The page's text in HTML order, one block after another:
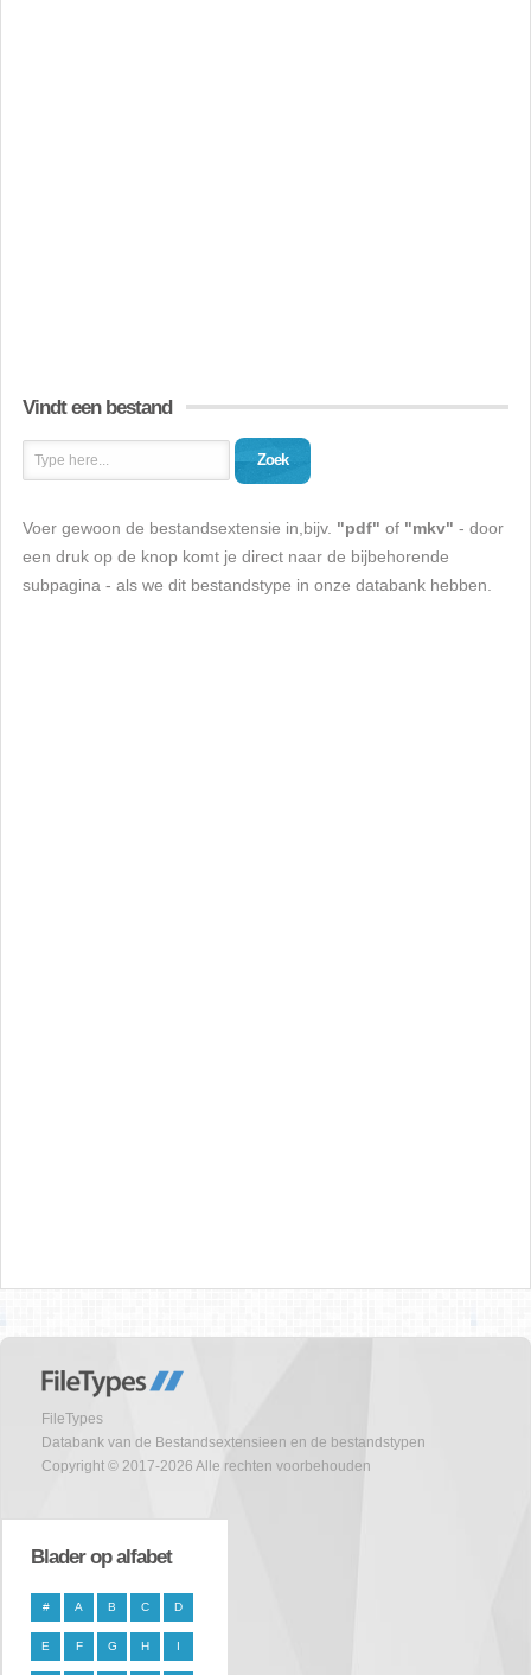
Vindt een bestand
Zoek
Voer gewoon de bestandsextensie in,bijv. "pdf" of "mkv" - door
een druk op de knop komt je direct naar de bijbehorende
subpagina - als we dit bestandstype in onze databank hebben.
FileTypes
Databank van de Bestandsextensieen en de bestandstypen
Copyright © 2017-2026 Alle rechten voorbehouden
Blader op alfabet
# A B C D
E F G H I